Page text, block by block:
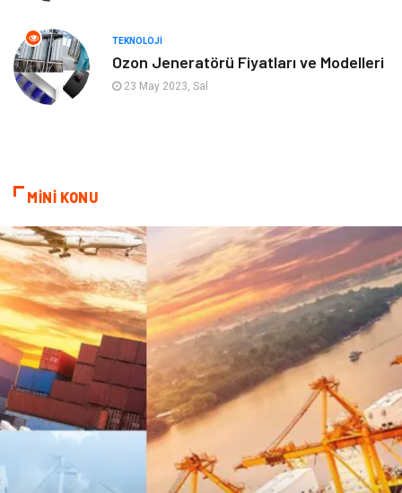
Ev İşleri
Astroloji
Cam sosyal
Kına Gecesi genel blog
Sigorta Veteriner
kadınlar ve takı sağlık
Spor Malzemeleri
TEKNOLOJI
Ozon Jeneratörü Fiyatları ve Modelleri
23 May 2023, Sal
MİNİ KONU